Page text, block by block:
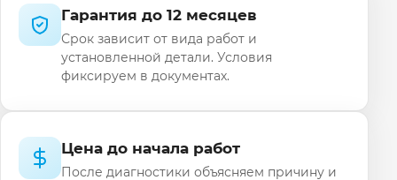
Гарантия до 12 месяцев
Срок зависит от вида работ и
установленной детали. Условия
фиксируем в документах.
Цена до начала работ
После диагностики объясняем причину и